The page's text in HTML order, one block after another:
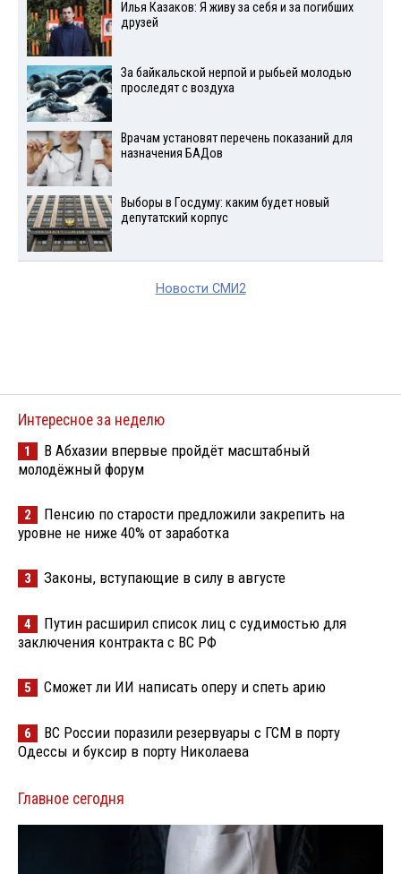
Илья Казаков: Я живу за себя и за погибших
друзей
За байкальской нерпой и рыбьей молодью
проследят с воздуха
Врачам установят перечень показаний для
назначения БАДов
Выборы в Госдуму: каким будет новый
депутатский корпус
Новости СМИ2
Интересное за неделю
1
В Абхазии впервые пройдёт масштабный
молодёжный форум
2
Пенсию по старости предложили закрепить на
уровне не ниже 40% от заработка
3 Законы, вступающие в силу в августе
4
Путин расширил список лиц с судимостью для
заключения контракта с ВС РФ
5 Сможет ли ИИ написать оперу и спеть арию
6
ВС России поразили резервуары с ГСМ в порту
Одессы и буксир в порту Николаева
Главное сегодня